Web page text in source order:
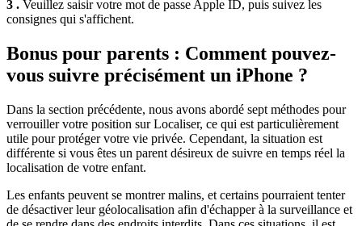
3 . Veuillez saisir votre mot de passe Apple ID, puis suivez les
consignes qui s'affichent.
Bonus pour parents : Comment pouvez-
vous suivre précisément un iPhone ?
Dans la section précédente, nous avons abordé sept méthodes pour
verrouiller votre position sur Localiser, ce qui est particulièrement
utile pour protéger votre vie privée. Cependant, la situation est
différente si vous êtes un parent désireux de suivre en temps réel la
localisation de votre enfant.
Les enfants peuvent se montrer malins, et certains pourraient tenter
de désactiver leur géolocalisation afin d'échapper à la surveillance et